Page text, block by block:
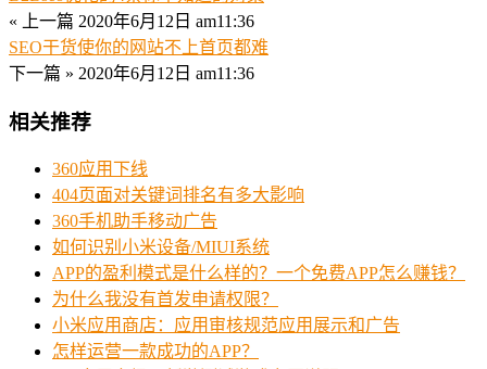
« 上一篇 2020年6月12日 am11:36
SEO干货使你的网站不上首页都难
下一篇 » 2020年6月12日 am11:36
相关推荐
360应用下线
404页面对关键词排名有多大影响
360手机助手移动广告
如何识别小米设备/MIUI系统
APP的盈利模式是什么样的？一个免费APP怎么赚钱？
为什么我没有首发申请权限？
小米应用商店：应用审核规范应用展示和广告
怎样运营一款成功的APP？